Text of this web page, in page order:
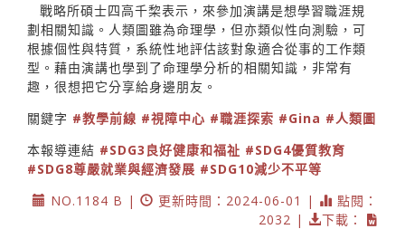
戰略所碩士四高千棃表示，來參加演講是想學習職涯規
劃相關知識。人類圖雖為命理學，但亦類似性向測驗，可
根據個性與特質，系統性地評估該對象適合從事的工作類
型。藉由演講也學到了命理學分析的相關知識，非常有
趣，很想把它分享給身邊朋友。
關鍵字 #教學前線 #視障中心 #職涯探索 #Gina #人類圖
本報導連結 #SDG3良好健康和福祉 #SDG4優質教育
#SDG8尊嚴就業與經濟發展 #SDG10減少不平等
NO.1184 B |
更新時間：2024-06-01 |
點閱：
2032 |
下載：